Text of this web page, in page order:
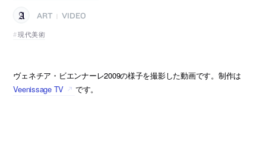
ART
VIDEO
現代美術
ヴェネチア・ビエンナーレ2009の様子を撮影した動画です。制作は
Veenissage TV
です。